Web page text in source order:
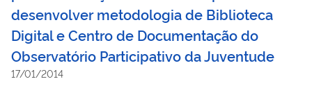
desenvolver metodologia de Biblioteca
Digital e Centro de Documentação do
Observatório Participativo da Juventude
17/01/2014